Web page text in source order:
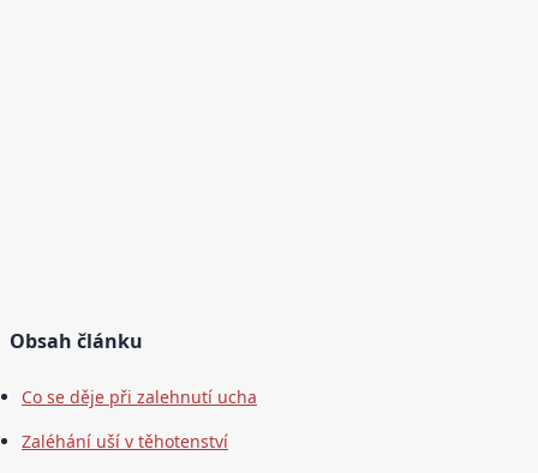
Obsah článku
Co se děje při zalehnutí ucha
Zaléhání uší v těhotenství